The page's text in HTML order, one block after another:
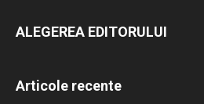
ALEGEREA EDITORULUI
Articole recente